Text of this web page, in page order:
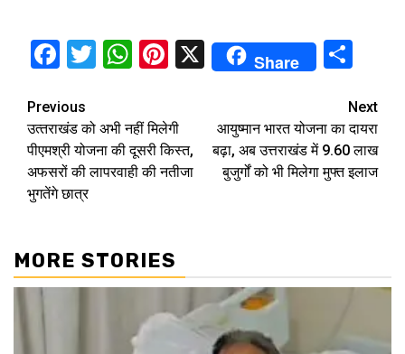
Facebook
Twitter
WhatsApp
Pinterest
X Share
Continue
Reading
Previous
उत्‍तराखंड को अभी नहीं मिलेगी
पीएमश्री योजना की दूसरी किस्‍त,
अफसरों की लापरवाही की नतीजा
भुगतेंगे छात्र
Next
आयुष्मान भारत योजना का दायरा
बढ़ा, अब उत्तराखंड में 9.60 लाख
बुजुर्गों को भी मिलेगा मुफ्त इलाज
MORE STORIES